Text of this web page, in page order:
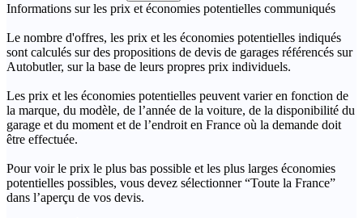
Informations sur les prix et économies potentielles communiqués
Le nombre d'offres, les prix et les économies potentielles indiqués
sont calculés sur des propositions de devis de garages référencés sur
Autobutler, sur la base de leurs propres prix individuels.
Les prix et les économies potentielles peuvent varier en fonction de
la marque, du modèle, de l’année de la voiture, de la disponibilité du
garage et du moment et de l’endroit en France où la demande doit
être effectuée.
Pour voir le prix le plus bas possible et les plus larges économies
potentielles possibles, vous devez sélectionner “Toute la France”
dans l’aperçu de vos devis.